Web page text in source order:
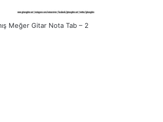
Meğer Gitar Nota Tab – 2